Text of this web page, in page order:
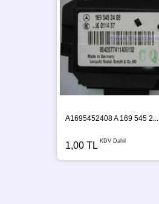
A1695452408 A 169 545 2...
1,00 TL KDV Dahil